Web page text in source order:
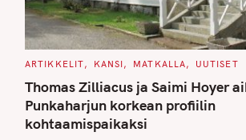
C
T
E
G
O
R
I
ARTIKKELIT KANSI MATKALLA UUTISET
Thomas Zilliacus ja Saimi Hoyer
Punkaharjun korkean profiilin
kohtaamispaikaksi